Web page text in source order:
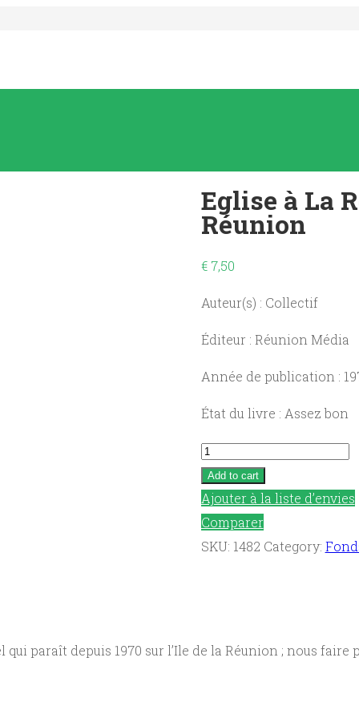
Eglise à La
Réunion
€7,50
Auteur(s) : Collectif
Éditeur : Réunion Média
Année de publication :
État du livre : Assez bon
Eglise
à
La
Réunion
/
Réunion
Add to cart
Ajouter à la liste d’envies
Comparer
SKU: 1482 Category:
paraît depuis 1970 sur l’Ile de la Réunion ; nous